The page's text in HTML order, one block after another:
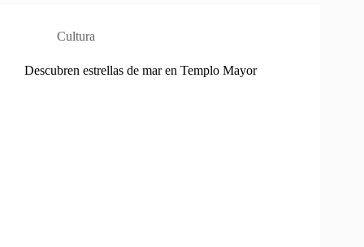
Cultura
Descubren estrellas de mar en Templo Mayor